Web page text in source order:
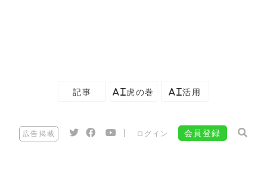
記事 AI虎の巻 AI活用
広告掲載 ログイン 会員登録